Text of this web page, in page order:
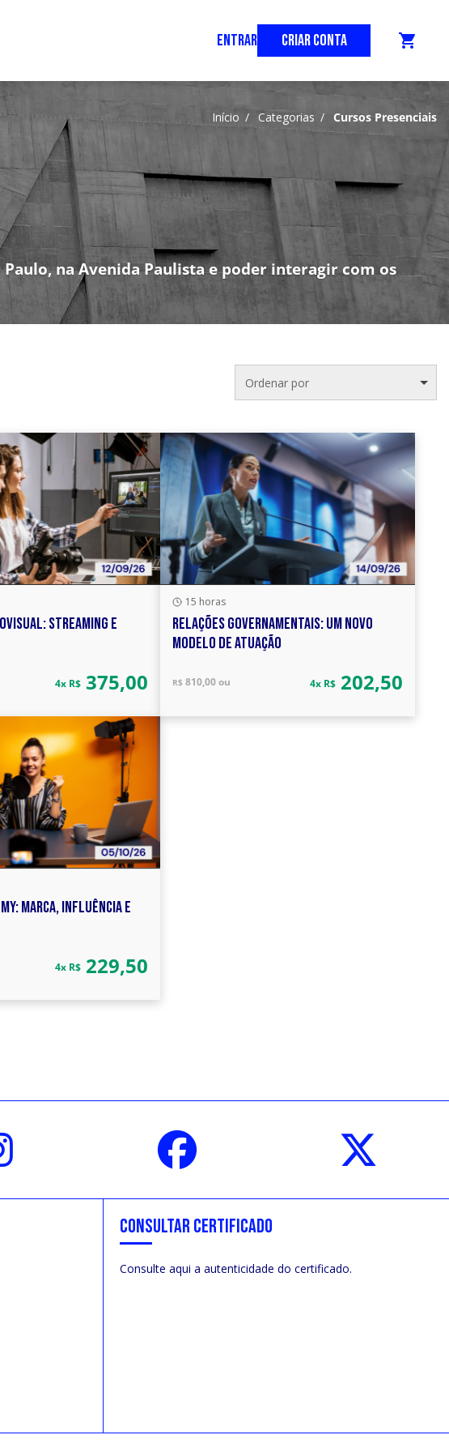
ENTRAR CRIAR CONTA shopping_cart
Início / Categorias / Cursos Presenciais
na Avenida Paulista e poder interagir com os
Ordenar por
STREAMING E
4x R$ 375,00
15 horas
RELAÇÕES GOVERNAMENTAIS: UM NOVO
MODELO DE ATUAÇÃO
R$ 810,00 ou 4x R$ 202,50
MARCA, INFLUÊNCIA E
4x R$ 229,50
CONSULTAR CERTIFICADO
Consulte aqui a autenticidade do certificado.